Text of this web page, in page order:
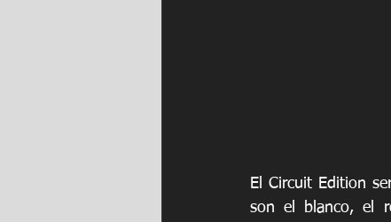
El Circuit Edition
son el blanco, el